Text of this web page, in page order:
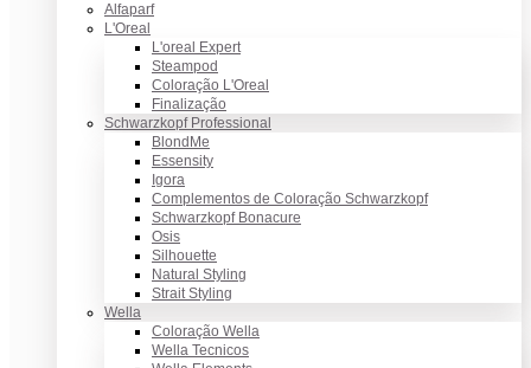
Alfaparf
L'Oreal
L'oreal Expert
Steampod
Coloração L'Oreal
Finalização
Schwarzkopf Professional
BlondMe
Essensity
Igora
Complementos de Coloração Schwarzkopf
Schwarzkopf Bonacure
Osis
Silhouette
Natural Styling
Strait Styling
Wella
Coloração Wella
Wella Tecnicos